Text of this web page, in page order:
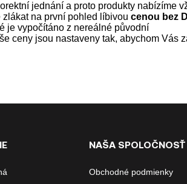
jednání a proto produkty nabízíme
na první pohled líbivou cenou bez
je vypočítáno z nereálné původní
ceny jsou nastaveny tak, abychom Vás
NAŠA SPOLOČNOSŤ
Obchodné podmienky